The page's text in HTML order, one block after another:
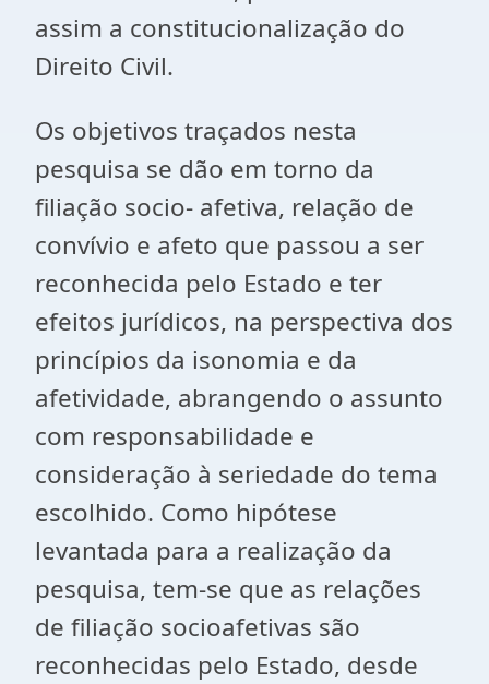
assim a constitucionalização do
Direito Civil.
Os objetivos traçados nesta
pesquisa se dão em torno da
filiação socio- afetiva, relação de
convívio e afeto que passou a ser
reconhecida pelo Estado e ter
efeitos jurídicos, na perspectiva dos
princípios da isonomia e da
afetividade, abrangendo o assunto
com responsabilidade e
consideração à seriedade do tema
escolhido. Como hipótese
levantada para a realização da
pesquisa, tem-se que as relações
de filiação socioafetivas são
reconhecidas pelo Estado, desde